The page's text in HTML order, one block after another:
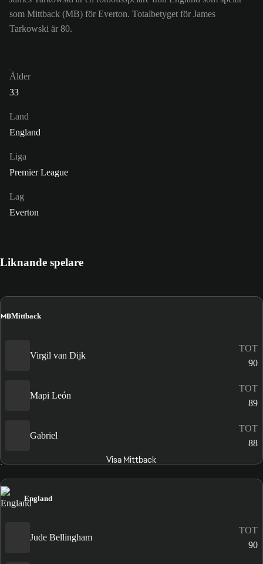
som Mittback (MB) för Everton. Totalbetyget för James
Tarkowski är 80.
Ålder
33
Land
England
Liga
Premier League
Lag
Everton
Liknande spelare
MBMittback
Virgil van Dijk
TOT
90
Mapi León
TOT
89
Gabriel
TOT
88
Visa Mittback
England
Jude Bellingham
TOT
90